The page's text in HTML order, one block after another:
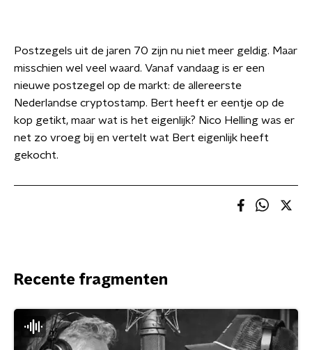
Postzegels uit de jaren 70 zijn nu niet meer geldig. Maar
misschien wel veel waard. Vanaf vandaag is er een
nieuwe postzegel op de markt: de allereerste
Nederlandse cryptostamp. Bert heeft er eentje op de
kop getikt, maar wat is het eigenlijk? Nico Helling was er
net zo vroeg bij en vertelt wat Bert eigenlijk heeft
gekocht.
Recente fragmenten